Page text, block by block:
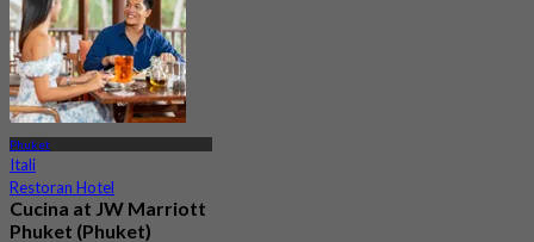
Phuket
Itali
Restoran Hotel
Cucina at JW Marriott
Phuket (Phuket)